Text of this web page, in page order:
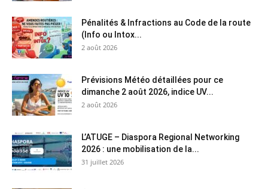
Pénalités & Infractions au Code de la route
(Info ou Intox...
2 août 2026
Prévisions Météo détaillées pour ce
dimanche 2 août 2026, indice UV...
2 août 2026
L’ATUGE – Diaspora Regional Networking
2026 : une mobilisation de la...
31 juillet 2026